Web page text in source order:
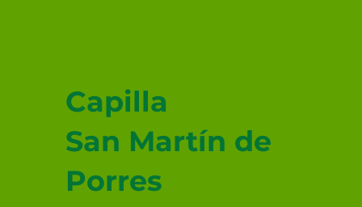
Capilla
San Martín de
Porres